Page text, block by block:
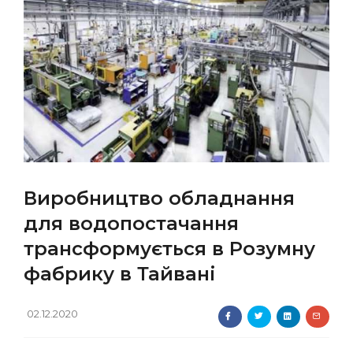
Виробництво обладнання
для водопостачання
трансформується в Розумну
фабрику в Тайвані
02.12.2020